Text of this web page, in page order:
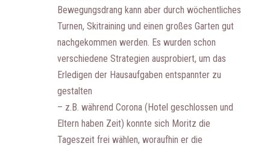
Bewegungsdrang kann aber durch wöchentliches
Turnen, Skitraining und einen großes Garten gut
nachgekommen werden. Es wurden schon
verschiedene Strategien ausprobiert, um das
Erledigen der Hausaufgaben entspannter zu
gestalten
– z.B. während Corona (Hotel geschlossen und
Eltern haben Zeit) konnte sich Moritz die
Tageszeit frei wählen, woraufhin er die